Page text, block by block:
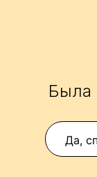
Была
Да,